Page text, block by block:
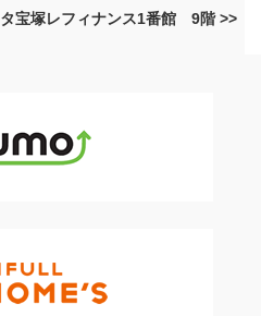
宝塚レフィナンス1番館 9階 >>